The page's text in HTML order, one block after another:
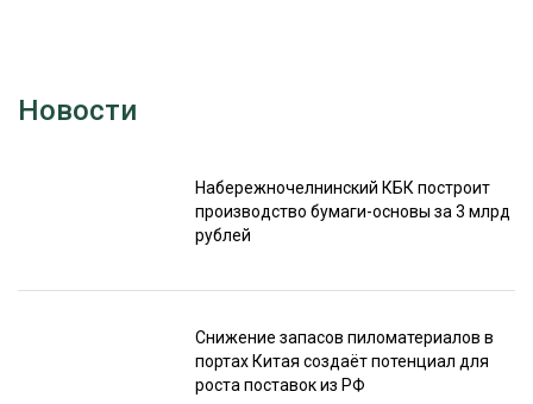
Новости
Набережночелнинский КБК построит
производство бумаги-основы за 3 млрд
рублей
Снижение запасов пиломатериалов в
портах Китая создаёт потенциал для
роста поставок из РФ